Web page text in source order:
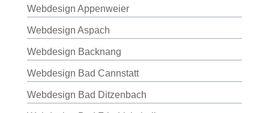
Webdesign Appenweier
Webdesign Aspach
Webdesign Backnang
Webdesign Bad Cannstatt
Webdesign Bad Ditzenbach